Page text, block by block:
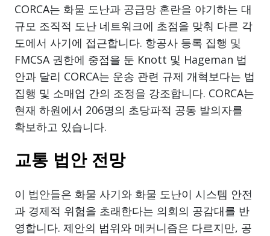
CORCA는 화물 도난과 공급망 혼란을 야기하는 대
규모 조직적 도난 네트워크에 초점을 맞춰 다른 각
도에서 사기에 접근합니다. 항공사 등록 집행 및
FMCSA 권한에 중점을 둔 Knott 및 Hageman 법
안과 달리 CORCA는 운송 관련 규제 개혁보다는 법
집행 및 소매업 간의 조정을 강조합니다. CORCA는
현재 하원에서 206명의 초당파적 공동 발의자를
확보하고 있습니다.
교통 법안 전망
이 법안들은 화물 사기와 화물 도난이 시스템 안전
과 경제적 위험을 초래한다는 의회의 공감대를 반
영합니다. 제안의 범위와 메커니즘은 다르지만, 공